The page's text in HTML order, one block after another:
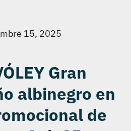
15, 2025
Gran
albinegro en
de